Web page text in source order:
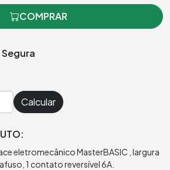
COMPRAR
Calcular
eletromecânico MasterBASIC , largura
1 contato reversível 6A.